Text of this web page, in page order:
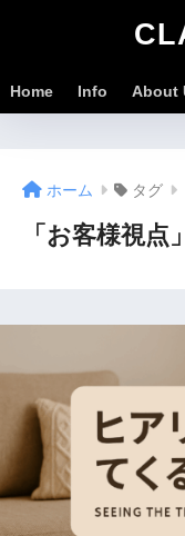
Home Info About
ホーム タグ
「お客様視点